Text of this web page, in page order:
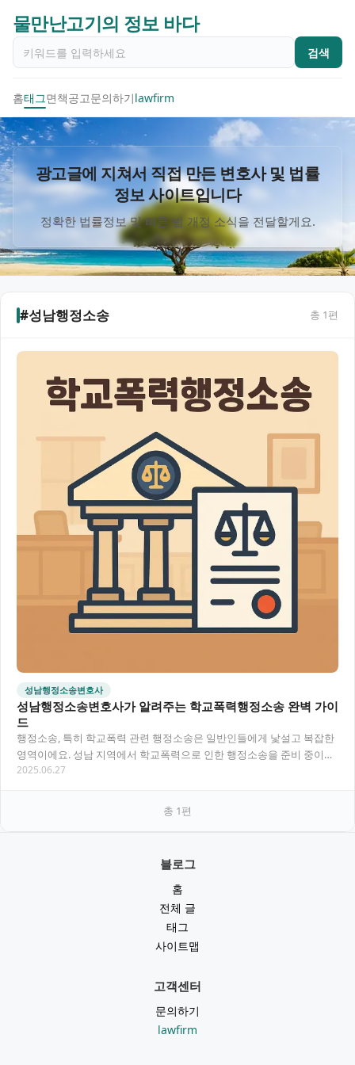
물만난고기의 정보 바다
검색
홈태그면책공고문의하기lawfirm
광고글에 지쳐서 직접 만든 변호사 및 법률
정보 사이트입니다
정확한 법률정보 및 빠른 법 개정 소식을 전달할게요.
#성남행정소송 총 1편
성남행정소송변호사
성남행정소송변호사가 알려주는 학교폭력행정소송 완벽 가이
드
행정소송, 특히 학교폭력 관련 행정소송은 일반인들에게 낯설고 복잡한
영역이에요. 성남 지역에서 학교폭력으로 인한 행정소송을 준비 중이시
라면, 이 글에서 소송 절차와 대응 방법, 승…
2025.06.27
총 1편
블로그
홈
전체 글
태그
사이트맵
고객센터
문의하기
lawfirm